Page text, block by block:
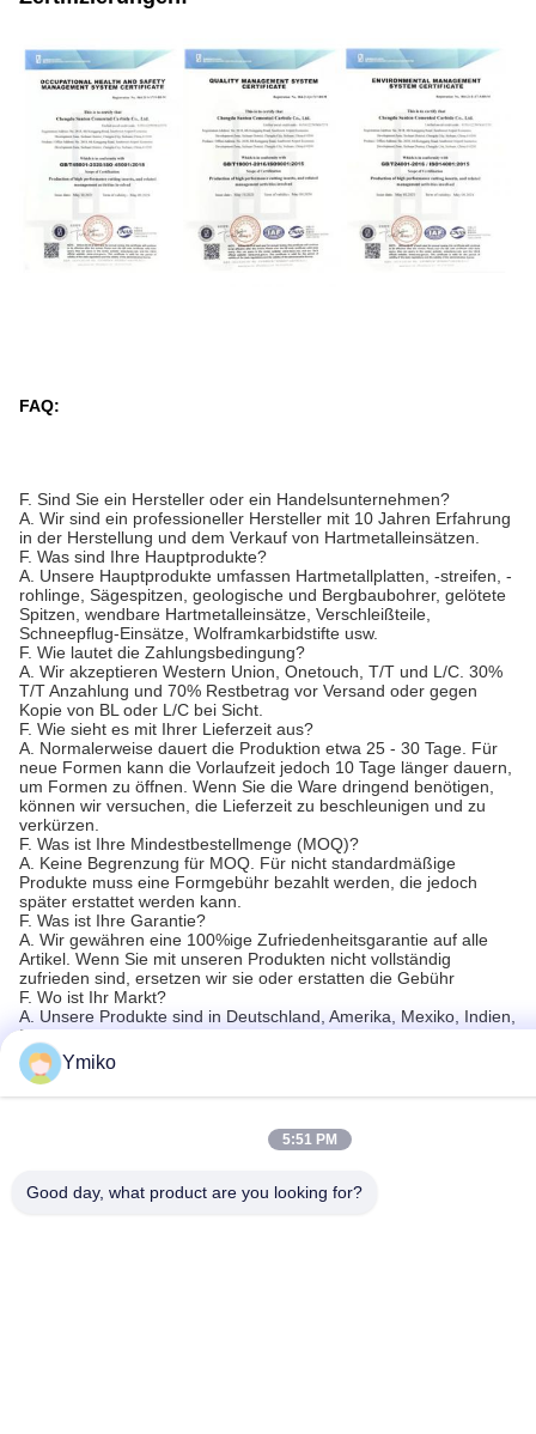
FAQ:
F. Sind Sie ein Hersteller oder ein Handelsunternehmen?
A. Wir sind ein professioneller Hersteller mit 10 Jahren Erfahrung
in der Herstellung und dem Verkauf von Hartmetalleinsätzen.
F. Was sind Ihre Hauptprodukte?
A. Unsere Hauptprodukte umfassen Hartmetallplatten, -streifen, -
rohlinge, Sägespitzen, geologische und Bergbaubohrer, gelötete
Spitzen, wendbare Hartmetalleinsätze, Verschleißteile,
Schneepflug-Einsätze, Wolframkarbidstifte usw.
F. Wie lautet die Zahlungsbedingung?
A. Wir akzeptieren Western Union, Onetouch, T/T und L/C. 30%
T/T Anzahlung und 70% Restbetrag vor Versand oder gegen
Kopie von BL oder L/C bei Sicht.
F. Wie sieht es mit Ihrer Lieferzeit aus?
A. Normalerweise dauert die Produktion etwa 25 - 30 Tage. Für
neue Formen kann die Vorlaufzeit jedoch 10 Tage länger dauern,
um Formen zu öffnen. Wenn Sie die Ware dringend benötigen,
können wir versuchen, die Lieferzeit zu beschleunigen und zu
verkürzen.
F. Was ist Ihre Mindestbestellmenge (MOQ)?
A. Keine Begrenzung für MOQ. Für nicht standardmäßige
Produkte muss eine Formgebühr bezahlt werden, die jedoch
später erstattet werden kann.
F. Was ist Ihre Garantie?
A. Wir gewähren eine 100%ige Zufriedenheitsgarantie auf alle
Artikel. Wenn Sie mit unseren Produkten nicht vollständig
zufrieden sind, ersetzen wir sie oder erstatten die Gebühr
F. Wo ist Ihr Markt?
A. Unsere Produkte sind in Deutschland, Amerika, Mexiko, Indien,
Russland, Indonesien, Malaysia, Bangladesch, Südafrika usw.
beliebt.Ymiko
5:51 PM
Good day, what product are you looking for?